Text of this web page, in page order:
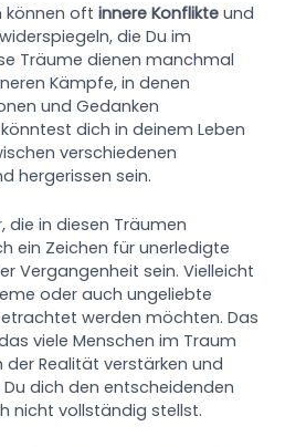
können oftinnere Konflikte und
die Du im
Träume dienen manchmal
Kämpfe, in denen
und Gedanken
dich in deinem Leben
verschiedenen
hergerissen sein.
die in diesen Träumen
ein Zeichen für unerledigte
Vergangenheit sein. Vielleicht
oder auch ungeliebte
werden möchten. Das
viele Menschen im Traum
Realität verstärken und
dich den entscheidenden
nicht vollständig stellst.